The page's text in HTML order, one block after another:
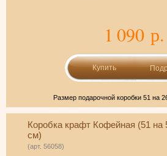
1 090 р.
Размер подарочной коробки 51 на
Коробка крафт Кофейная (51 на
см)
(арт. 56058)